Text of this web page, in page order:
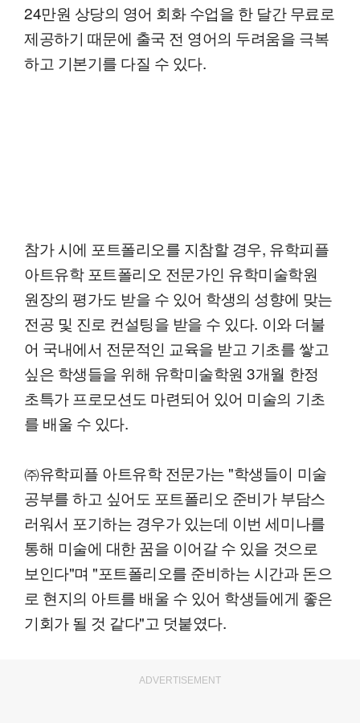
24만원 상당의 영어 회화 수업을 한 달간 무료로
제공하기 때문에 출국 전 영어의 두려움을 극복
하고 기본기를 다질 수 있다.
참가 시에 포트폴리오를 지참할 경우, 유학피플
아트유학 포트폴리오 전문가인 유학미술학원
원장의 평가도 받을 수 있어 학생의 성향에 맞는
전공 및 진로 컨설팅을 받을 수 있다. 이와 더불
어 국내에서 전문적인 교육을 받고 기초를 쌓고
싶은 학생들을 위해 유학미술학원 3개월 한정
초특가 프로모션도 마련되어 있어 미술의 기초
를 배울 수 있다.
㈜유학피플 아트유학 전문가는 "학생들이 미술
공부를 하고 싶어도 포트폴리오 준비가 부담스
러워서 포기하는 경우가 있는데 이번 세미나를
통해 미술에 대한 꿈을 이어갈 수 있을 것으로
보인다"며 "포트폴리오를 준비하는 시간과 돈으
로 현지의 아트를 배울 수 있어 학생들에게 좋은
기회가 될 것 같다"고 덧붙였다.
ADVERTISEMENT